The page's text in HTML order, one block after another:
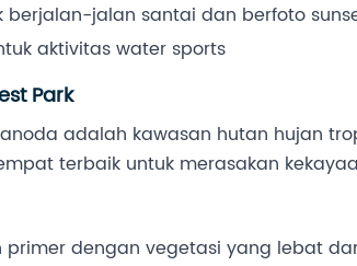
berjalan-jalan santai dan berfoto
aktivitas water sports
Park
adalah kawasan hutan hujan
terbaik untuk merasakan
primer dengan vegetasi yang lebat